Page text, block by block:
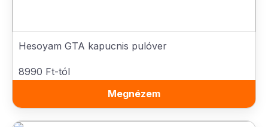
Hesoyam GTA kapucnis pulóver
8990 Ft-tól
Megnézem